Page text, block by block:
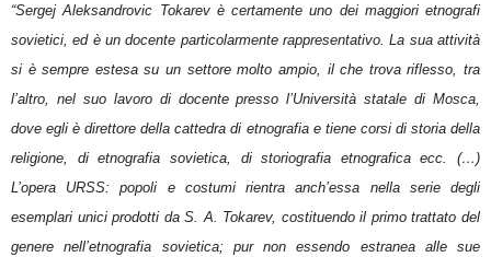
“Sergej Aleksandrovic Tokarev è certamente uno dei maggiori etnografi
sovietici, ed è un docente particolarmente rappresentativo. La sua attività
si è sempre estesa su un settore molto ampio, il che trova riflesso, tra
l’altro, nel suo lavoro di docente presso l’Università statale di Mosca,
dove egli è direttore della cattedra di etnografia e tiene corsi di storia della
religione, di etnografia sovietica, di storiografia etnografica ecc. (…)
L’opera URSS: popoli e costumi rientra anch’essa nella serie degli
esemplari unici prodotti da S. A. Tokarev, costituendo il primo trattato del
genere nell’etnografia sovietica; pur non essendo estranea alle sue